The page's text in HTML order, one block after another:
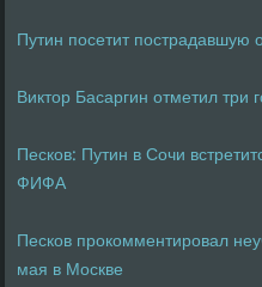
Путин посетит пострадавшую
Виктор Басаргин отметил три
Песков: Путин в Сочи
ФИФА
Песков прокомментировал
мая в Москве